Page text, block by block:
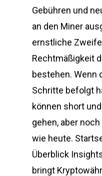
Gebühren und
an den Miner
ernstliche
Rechtmäßigkeit
bestehen. Wenn
Schritte befolgt
können short
gehen, aber
wie heute.
Überblick
bringt